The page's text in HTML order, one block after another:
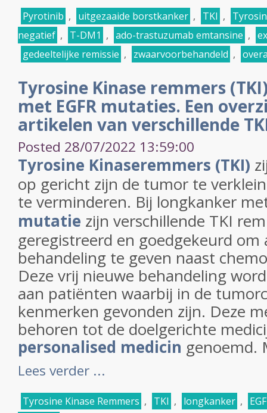
Pyrotinib , uitgezaaide borstkanker , TKI ,
negatief , T-DM1 , ado-trastuzumab emtansine ,
gedeeltelijke remissie , zwaarvoorbehandeld ,
Tyrosine Kinase remmers
met EGFR mutaties. Een
artikelen van verschillende
Posted 28/07/2022 13:59:00
Tyrosine Kinaseremmers (TKI)
op gericht zijn de tumor te
te verminderen. Bij longkanker
mutatie zijn verschillende TKI
geregistreerd en goedgekeurd om
behandeling te geven naast
Deze vrij nieuwe behandeling
aan patiënten waarbij in de
kenmerken gevonden zijn. Deze
behoren tot de doelgerichte
personalised medicin genoemd.
Lees verder ...
Tyrosine Kinase Remmers , TKI , longkanker ,